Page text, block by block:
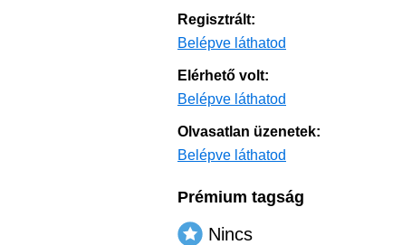
Regisztrált:
Belépve láthatod
Elérhető volt:
Belépve láthatod
Olvasatlan üzenetek:
Belépve láthatod
Prémium tagság
Nincs